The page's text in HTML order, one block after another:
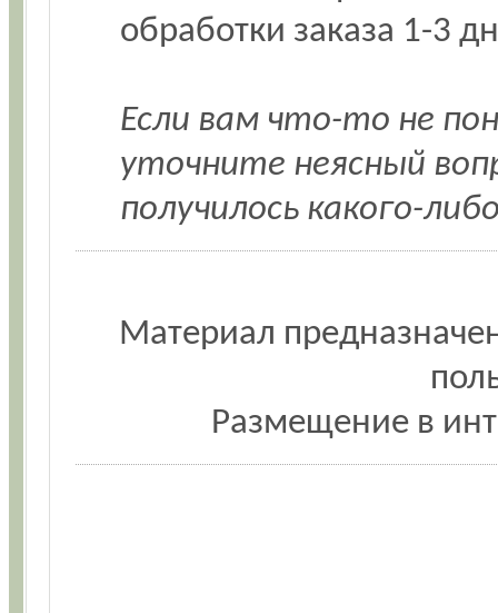
обработки заказа 1-3
Если вам что-то не
уточните неясный
получилось какого-
Материал
Размещение в